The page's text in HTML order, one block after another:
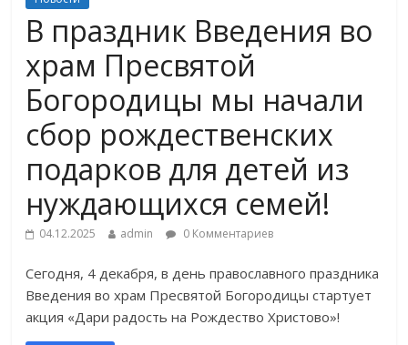
В праздник Введения во
храм Пресвятой
Богородицы мы начали
сбор рождественских
подарков для детей из
нуждающихся семей!
04.12.2025 admin 0 Комментариев
Сегодня, 4 декабря, в день православного праздника
Введения во храм Пресвятой Богородицы стартует
акция «Дари радость на Рождество Христово»!